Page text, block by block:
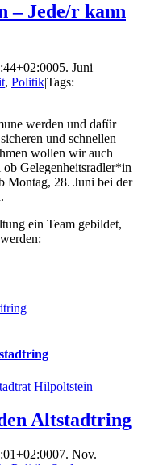
– Jede/r kann
05. Juni
, Politik|Tags:
werden und dafür
und schnellen
wollen wir auch
Gelegenheitsradler*in
Montag, 28. Juni bei der
ein Team gebildet,
Hilpoltstein
Altstadtring
07. Nov.